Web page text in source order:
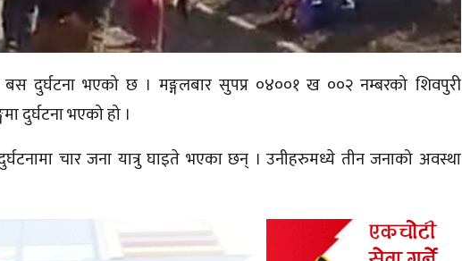
दुर्घटना भएको छ । मङ्गलबार सुपप्र ०४००१ ख ००२ नम्बरको शिवपुरी
दुर्घटना भएको हो ।
चार जना यात्रु घाइते भएका छन् । उनीहरुमध्ये तीन जनाको अवस्था